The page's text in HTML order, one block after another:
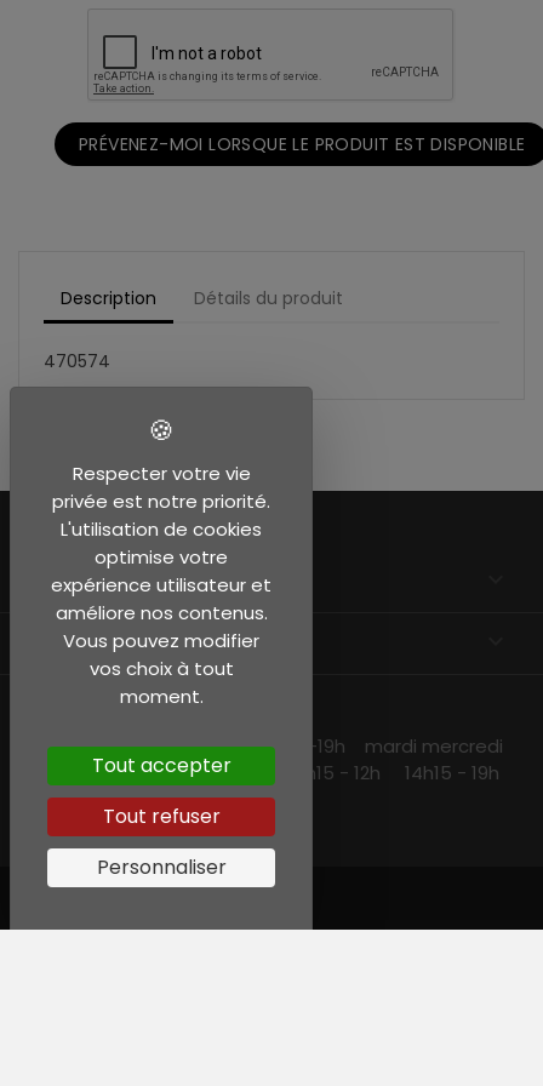
PRÉVENEZ-MOI LORSQUE LE PRODUIT EST DISPONIBLE
Description Détails du produit
470574
EN SAVOIR PLUS
INFORMATIONS
NOS HORAIRES
lundi et jeudi 10h15 -13h30 14h30 -19h mardi mercredi
et vendredi 10h15-19h samedi 10h15 - 12h 14h15 - 19h
Respecter votre vie
privée est notre priorité.
L'utilisation de cookies
optimise votre
expérience utilisateur et
améliore nos contenus.
Vous pouvez modifier
vos choix à tout
moment.
Tout accepter
Tout refuser
Personnaliser